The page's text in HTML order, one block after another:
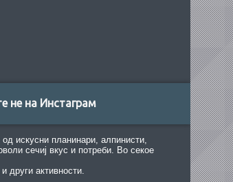
не на Инстаграм
искусни планинари, алпинисти,
сечиј вкус и потреби. Во секое
други активности.